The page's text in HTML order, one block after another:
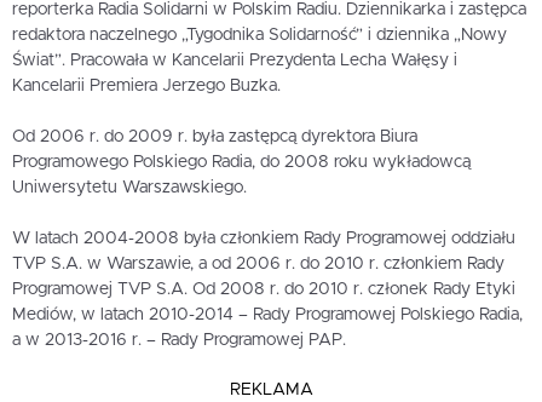
reporterka Radia Solidarni w Polskim Radiu. Dziennikarka i zastępca
redaktora naczelnego „Tygodnika Solidarność” i dziennika „Nowy
Świat”. Pracowała w Kancelarii Prezydenta Lecha Wałęsy i
Kancelarii Premiera Jerzego Buzka.
Od 2006 r. do 2009 r. była zastępcą dyrektora Biura
Programowego Polskiego Radia, do 2008 roku wykładowcą
Uniwersytetu Warszawskiego.
W latach 2004-2008 była członkiem Rady Programowej oddziału
TVP S.A. w Warszawie, a od 2006 r. do 2010 r. członkiem Rady
Programowej TVP S.A. Od 2008 r. do 2010 r. członek Rady Etyki
Mediów, w latach 2010-2014 – Rady Programowej Polskiego Radia,
a w 2013-2016 r. – Rady Programowej PAP.
REKLAMA